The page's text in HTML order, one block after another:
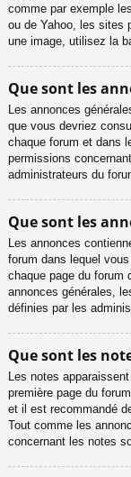
comme par exemple
ou de Yahoo, les sites
une image, utilisez la
Que sont les
Les annonces
que vous devriez
chaque forum et dans
permissions
administrateurs du
Que sont les
Les annonces
forum dans lequel
chaque page du forum
annonces générales,
définies par les
Que sont les
Les notes
première page du
et il est recommandé
Tout comme les
concernant les notes